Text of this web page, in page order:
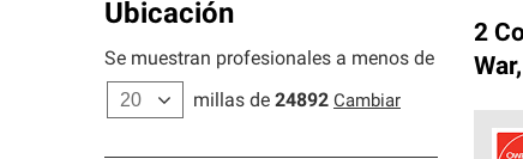
Ubicación
Se muestran profesionales a menos de
millas de 24892 Cambiar
2
War,